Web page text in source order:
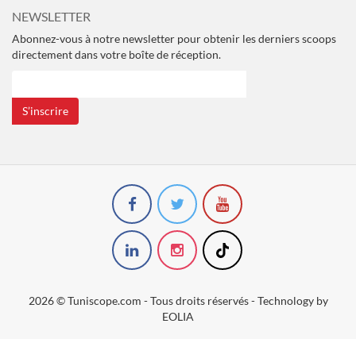
NEWSLETTER
Abonnez-vous à notre newsletter pour obtenir les derniers scoops
directement dans votre boîte de réception.
S’inscrire
2026 © Tuniscope.com - Tous droits réservés - Technology by
EOLIA